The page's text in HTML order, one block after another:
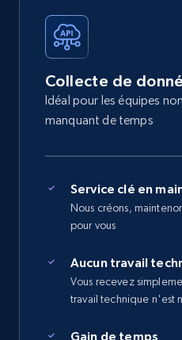
Collecte de
Idéal pour les équipes
manquant de temps
Service clé en
Nous créons,
pour vous
Aucun travail
Vous recevez
travail technique n'est
Gain de temps